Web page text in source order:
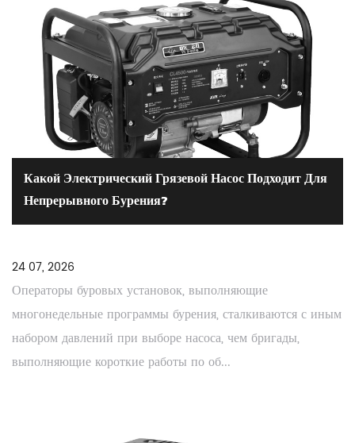
Какой Электрический Грязевой Насос Подходит Для
Непрерывного Бурения?
24 07, 2026
Операторы буровых установок, выполняющие
многонедельные программы бурения, сталкиваются с иным
набором давлений при выборе насоса, чем бригады,
выполняющие короткие работы по об...